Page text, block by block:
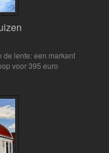
de lente: een markant
voor 395 euro